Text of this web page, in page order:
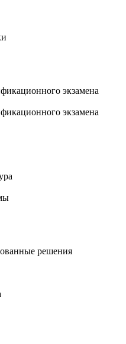
экзамена
экзамена
решения